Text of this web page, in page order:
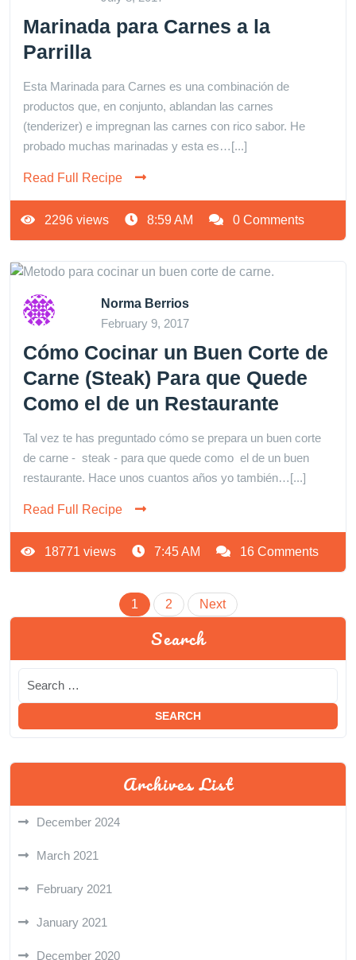
Marinada para Carnes a la
Parrilla
Esta Marinada para Carnes es una combinación de
productos que, en conjunto, ablandan las carnes
(tenderizer) e impregnan las carnes con rico sabor. He
probado muchas marinadas y esta es…[...]
Read Full Recipe
2296 views 8:59 AM 0 Comments
Norma Berrios
February 9, 2017
Cómo Cocinar un Buen Corte de
Carne (Steak) Para que Quede
Como el de un Restaurante
Tal vez te has preguntado cómo se prepara un buen corte
de carne - steak - para que quede como el de un buen
restaurante. Hace unos cuantos años yo también…[...]
Read Full Recipe
18771 views 7:45 AM 16 Comments
Posts
pagination
1 2 Next
Search
Archives List
December 2024
March 2021
February 2021
January 2021
December 2020